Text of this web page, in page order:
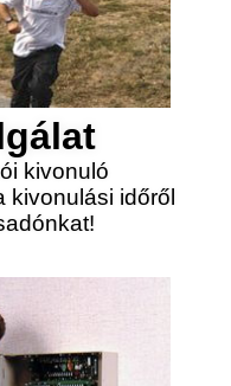
kivonuló
kivonulási időről